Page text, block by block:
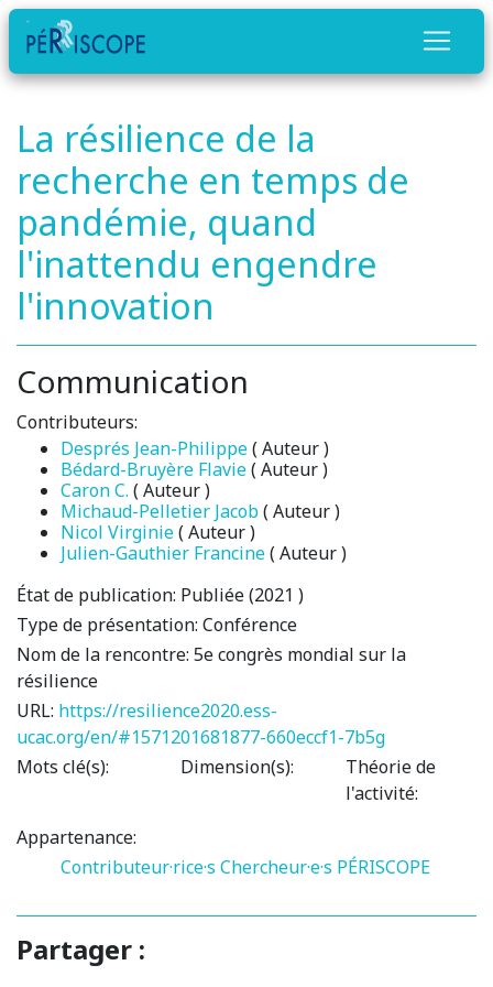
La résilience de la
recherche en temps de
pandémie, quand
l'inattendu engendre
l'innovation
Communication
Contributeurs:
Després Jean-Philippe( Auteur )
Bédard-Bruyère Flavie( Auteur )
Caron C. ( Auteur )
Michaud-Pelletier Jacob( Auteur )
Nicol Virginie( Auteur )
Julien-Gauthier Francine( Auteur )
État de publication: Publiée (2021 )
Type de présentation: Conférence
Nom de la rencontre: 5e congrès mondial sur la
résilience
URL: https://resilience2020.ess-
ucac.org/en/#1571201681877-660eccf1-7b5g
Mots clé(s):
Dimension(s):
Théorie de
l'activité:
Appartenance:
Contributeur·rice·s Chercheur·e·s PÉRISCOPE
Partager :